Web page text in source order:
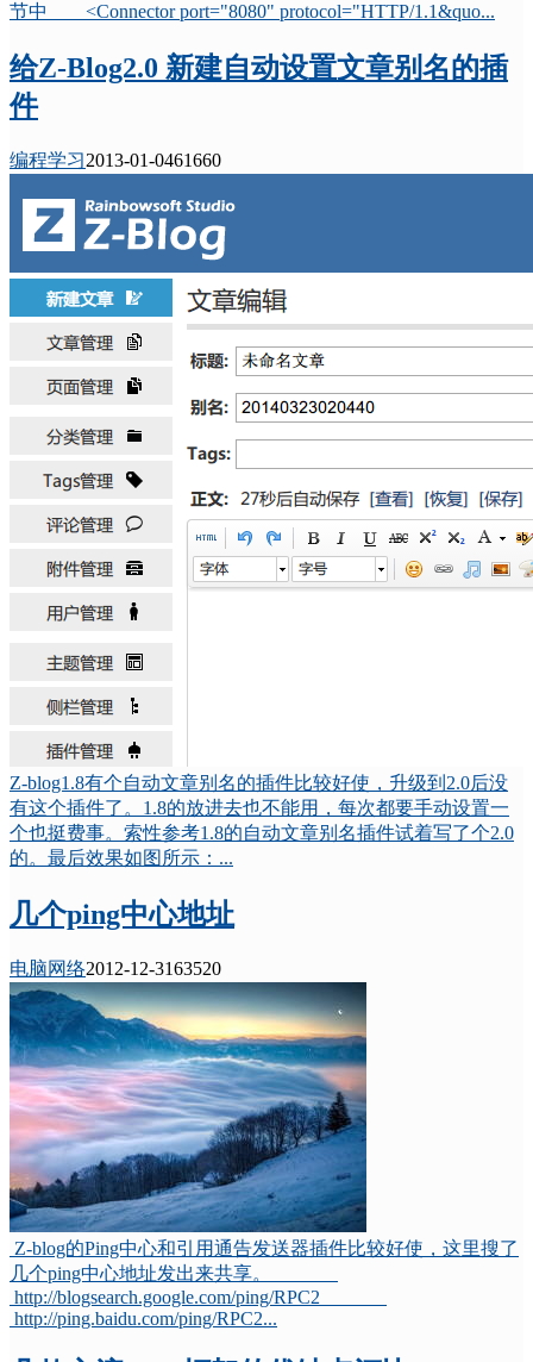
节中 <Connector port="8080" protocol="HTTP/1.1&quo...
给Z-Blog2.0 新建自动设置文章别名的插
件
编程学习2013-01-0461660
Z-blog1.8有个自动文章别名的插件比较好使，升级到2.0后没
有这个插件了。1.8的放进去也不能用，每次都要手动设置一
个也挺费事。索性参考1.8的自动文章别名插件试着写了个2.0
的。最后效果如图所示：...
几个ping中心地址
电脑网络2012-12-3163520
Z-blog的Ping中心和引用通告发送器插件比较好使，这里搜了
几个ping中心地址发出来共享。
http://blogsearch.google.com/ping/RPC2
http://ping.baidu.com/ping/RPC2...